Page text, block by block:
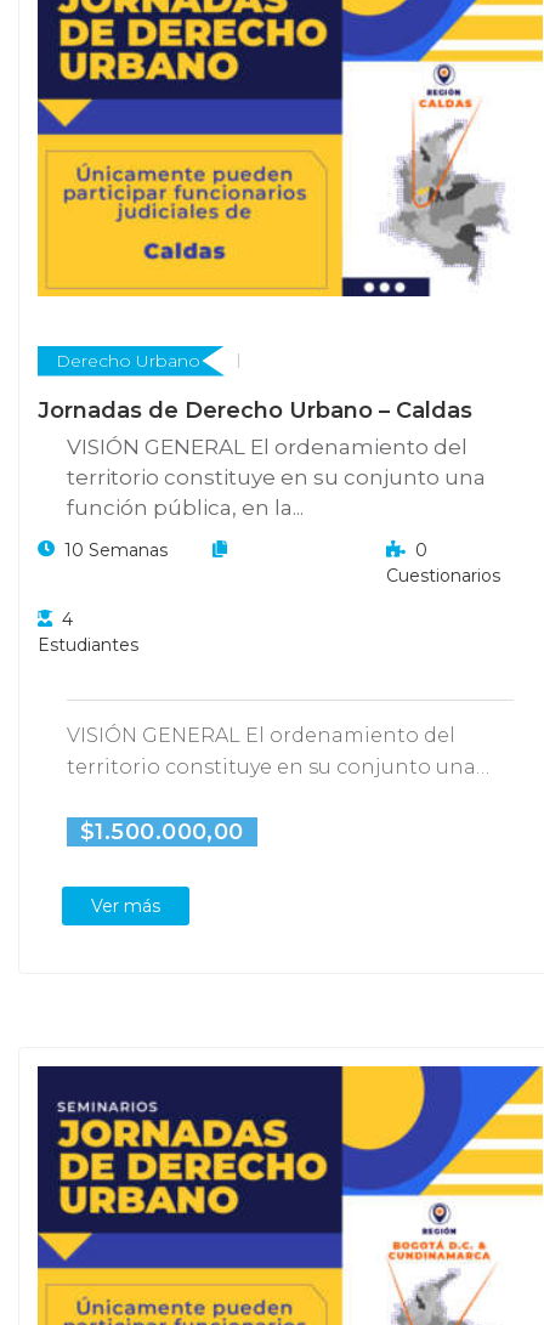
Derecho Urbano
Jornadas de Derecho Urbano – Caldas
VISIÓN GENERAL El ordenamiento del
territorio constituye en su conjunto una
función pública, en la...
10 Semanas
0
Cuestionarios
4
Estudiantes
VISIÓN GENERAL El ordenamiento del
territorio constituye en su conjunto una
$1.500.000,00
Ver más